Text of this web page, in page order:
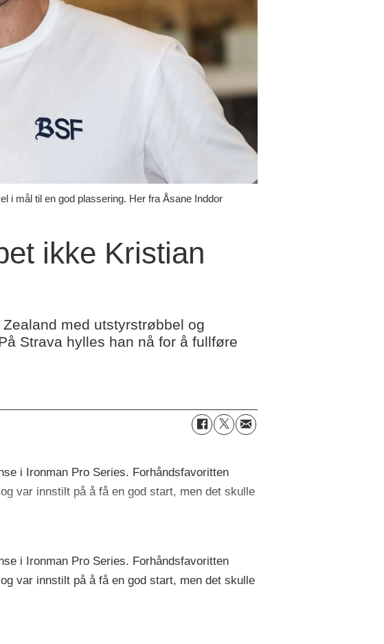
i mål til en god plassering. Her fra Åsane Inddor
ikke Kristian
med utstyrstrøbbel og
Strava hylles han nå for å fullføre
i Ironman Pro Series. Forhåndsfavoritten
var innstilt på å få en god start, men det skulle
i Ironman Pro Series. Forhåndsfavoritten
var innstilt på å få en god start, men det skulle